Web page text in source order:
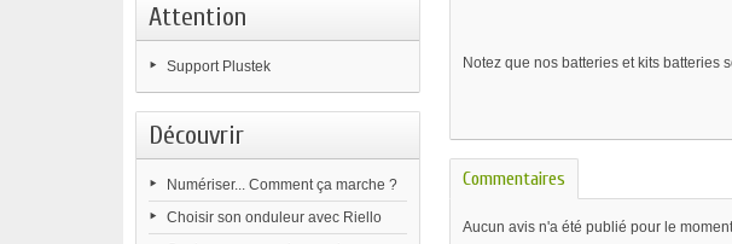
Attention
Support Plustek
Découvrir
Numériser... Comment ça marche ?
Choisir son onduleur avec Riello
Notez que nos batteries et kits batteries
Commentaires
Aucun avis n'a été publié pour le